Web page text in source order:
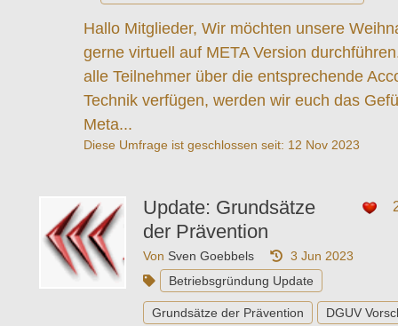
Hallo Mitglieder, Wir möchten unsere
gerne virtuell auf META Version
alle Teilnehmer über die entsprechende
Technik verfügen, werden wir euch das
Meta...
Diese Umfrage ist geschlossen seit: 12 Nov 2023
Update: Grundsätze
der Prävention
Von Sven Goebbels
3 Jun 2023
Betriebsgründung Update
Grundsätze der Prävention DGUV